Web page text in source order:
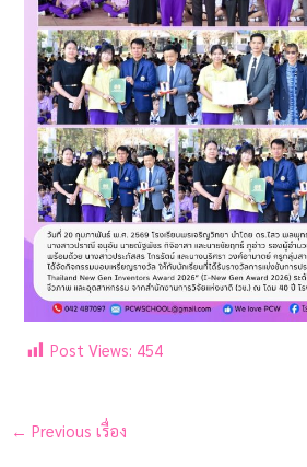
Post Views: 454
← Previous เรื่อง